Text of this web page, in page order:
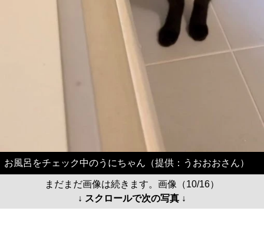
お風呂をチェック中のうにちゃん（提供：うおおおさん）
まだまだ画像は続きます。画像（10/16）
↓ スクロールで次の写真 ↓